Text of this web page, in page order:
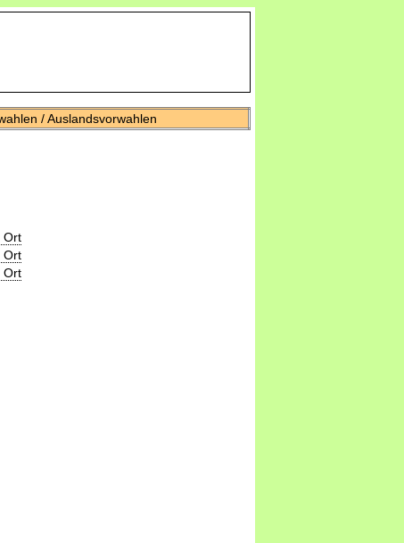
/ Auslandsvorwahlen
Ort
Ort
Ort